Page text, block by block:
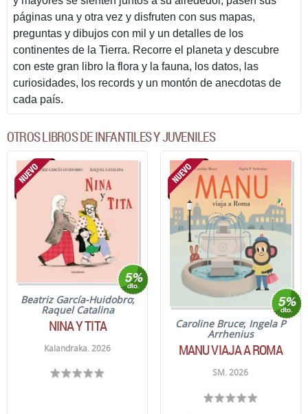
páginas una y otra vez y disfruten con sus mapas,
preguntas y dibujos con mil y un detalles de los
continentes de la Tierra. Recorre el planeta y descubre
con este gran libro la flora y la fauna, los datos, las
curiosidades, los records y un montón de anecdotas de
cada país.
OTROS LIBROS DE INFANTILES Y JUVENILES
Beatriz García-Huidobro;
Raquel Catalina
NINA Y TITA
Kalandraka. 2026
Caroline Bruce; Ingela P
Arrhenius
MANU VIAJA A ROMA
SM. 2026